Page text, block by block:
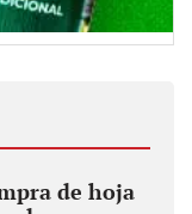
de hoja